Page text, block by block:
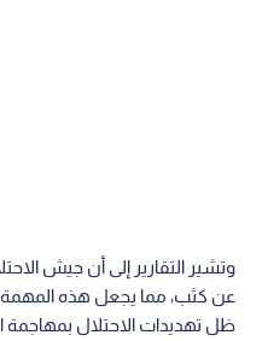
وتشير التقارير إلى أن جيش
عن كثب، مما يجعل هذه المهمة
ظل تهديدات الاحتلال